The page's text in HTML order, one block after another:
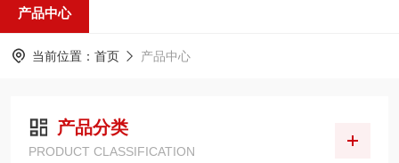
产品中心
当前位置： 首页 产品中心
产品分类
PRODUCT CLASSIFICATION